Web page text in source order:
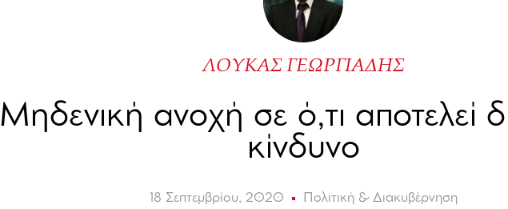
ΛΟΥΚΑΣ ΓΕΩΡΓΙΑΔΗΣ
Μηδενική ανοχή σε ό,τι αποτελεί
κίνδυνο
18 Σεπτεμβρίου, 2020 Πολιτική & Διακυβέρνηση